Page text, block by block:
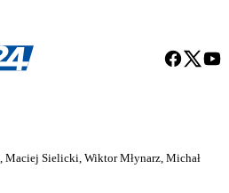
Maciej Sielicki, Wiktor Młynarz, Michał